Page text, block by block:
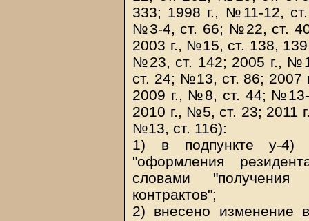
333; 1998 г., №11-12,
№3-4, ст. 66; №22, ст.
2003 г., №15, ст. 138,
№23, ст. 142; 2005 г.,
ст. 24; №13, ст. 86;
2009 г., №8, ст. 44;
2010 г., №5, ст. 23;
№13, ст. 116):
1) в подпункте у-4)
"оформления
словами "получения
контрактов";
2) внесено изменение